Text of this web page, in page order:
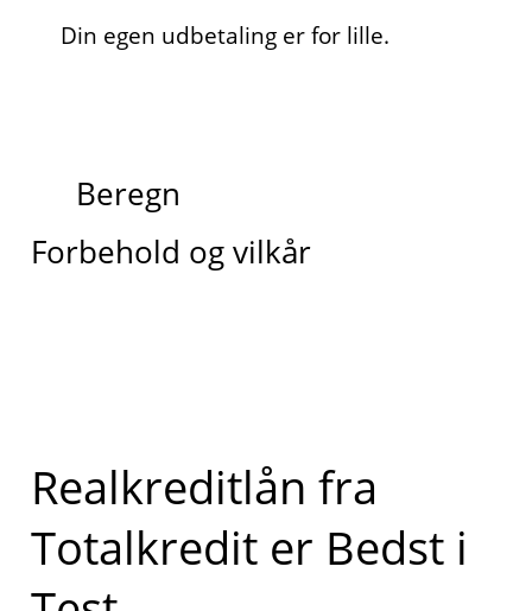
Din egen udbetaling er for lille.
Beregn
Forbehold og vilkår
Realkreditlån fra
Totalkredit er Bedst i